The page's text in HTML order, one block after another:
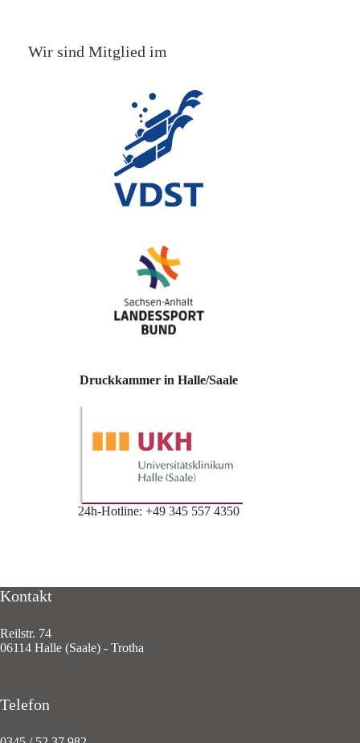
Wir sind Mitglied im
Druckkammer in Halle/Saale
24h-Hotline: +49 345 557 4350
Kontakt
Reilstr. 74
06114 Halle (Saale) - Trotha
Telefon